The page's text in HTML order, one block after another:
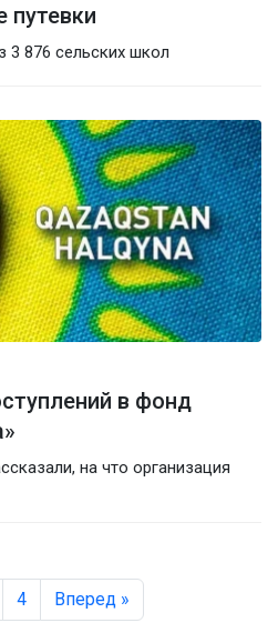
путевки
3 876 сельских школ
в фонд
на что организация
4 Вперед »